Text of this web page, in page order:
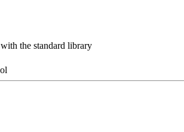
the standard library